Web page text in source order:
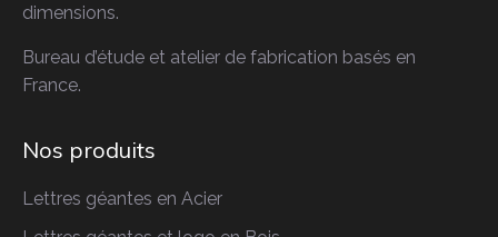
dimensions.
Bureau d’étude et atelier de fabrication basés en
France.
Nos produits
Lettres géantes en Acier